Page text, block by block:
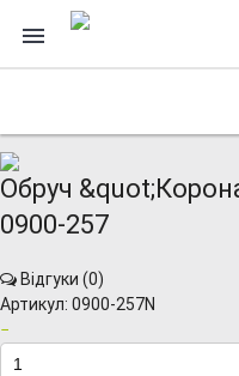
Обруч
0900-257
Відгуки (0)
Артикул: 0900-257N
−